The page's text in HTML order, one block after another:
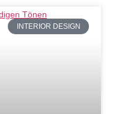
INTERIOR DESIGN